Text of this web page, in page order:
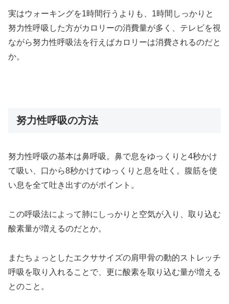
実はウォーキングを1時間行うよりも、1時間しっかりと
努力性呼吸した方がカロリーの消費量が多く、テレビを視
ながら努力性呼吸法を行えばカロリーは消費されるのだと
か。
努力性呼吸の方法
努力性呼吸の基本は鼻呼吸。鼻で息をゆっくりと4秒かけ
て吸い、口から8秒かけてゆっくりと息を吐く。腹筋を使
い息を全て吐き出すのがポイント。
この呼吸法によって肺にしっかりと空気が入り、取り込む
酸素量が増えるのだとか。
またちょっとしたエクササイズの肩甲骨の動的ストレッチ
呼吸を取り入れることで、更に酸素を取り込む量が増える
とのこと。